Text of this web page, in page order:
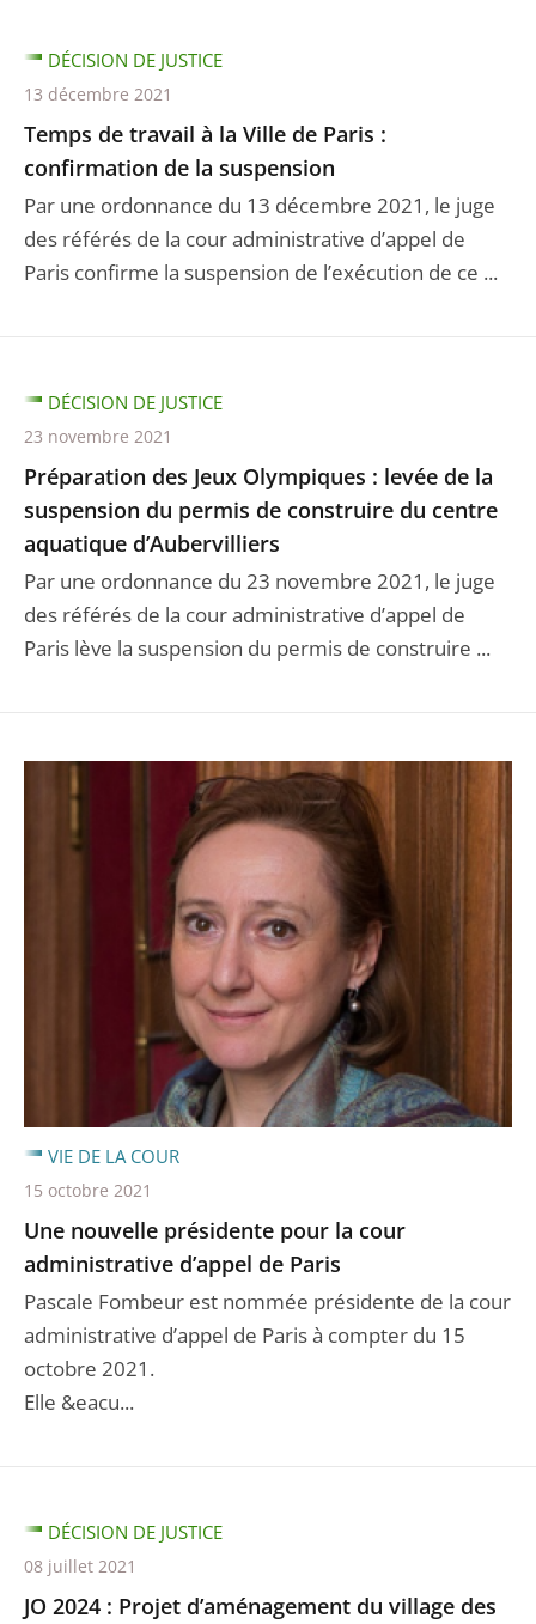
Temps de travail à la Ville de Paris :
confirmation de la suspension
Par une ordonnance du 13 décembre 2021, le juge
des référés de la cour administrative d’appel de
Paris confirme la suspension de l’exécution de ce ...
DÉCISION DE JUSTICE
13 décembre 2021
Préparation des Jeux Olympiques : levée de la
suspension du permis de construire du centre
aquatique d’Aubervilliers
Par une ordonnance du 23 novembre 2021, le juge
des référés de la cour administrative d’appel de
Paris lève la suspension du permis de construire ...
DÉCISION DE JUSTICE
23 novembre 2021
Une nouvelle présidente pour la cour
administrative d’appel de Paris
Pascale Fombeur est nommée présidente de la cour
administrative d’appel de Paris à compter du 15
octobre 2021.
Elle &eacu...
VIE DE LA COUR
15 octobre 2021
JO 2024 : Projet d’aménagement du village des
DÉCISION DE JUSTICE
08 juillet 2021